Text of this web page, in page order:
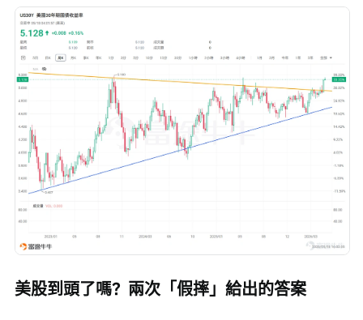
美股到頭了嗎？兩次「假摔」給出的答案